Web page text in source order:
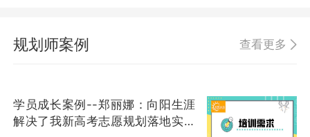
规划师案例 查看更多
学员成长案例--郑丽娜：向阳生涯
解决了我新高考志愿规划落地实操